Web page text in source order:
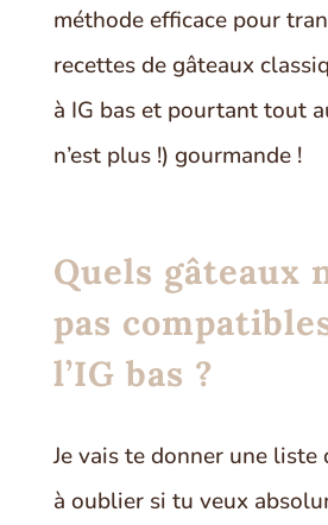
méthode efficace pour
recettes de gâteaux
à IG bas et pourtant tout
n’est plus !) gourmande !
Quels gâteaux
pas
l’IG bas ?
Je vais te donner une liste
à oublier si tu veux